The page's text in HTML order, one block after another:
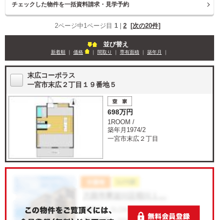
2ページ中1ページ目 1 2 [次の20件]
並び替え
新着順 ｜ 価格 ｜ 間取り ｜ 専有面積 ｜ 築年月 ｜
末広コーポラス
一宮市末広２丁目１９番地５
698万円
1ROOM /
築年月1974/2
一宮市末広２丁目